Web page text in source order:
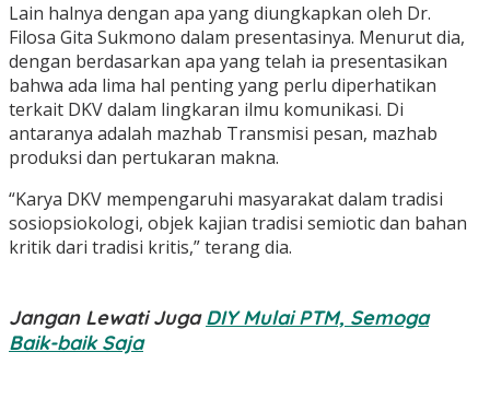
Lain halnya dengan apa yang diungkapkan oleh Dr.
Filosa Gita Sukmono dalam presentasinya. Menurut dia,
dengan berdasarkan apa yang telah ia presentasikan
bahwa ada lima hal penting yang perlu diperhatikan
terkait DKV dalam lingkaran ilmu komunikasi. Di
antaranya adalah mazhab Transmisi pesan, mazhab
produksi dan pertukaran makna.
“Karya DKV mempengaruhi masyarakat dalam tradisi
sosiopsiokologi, objek kajian tradisi semiotic dan bahan
kritik dari tradisi kritis,” terang dia.
Jangan Lewati JugaDIY Mulai PTM, Semoga
Baik-baik Saja